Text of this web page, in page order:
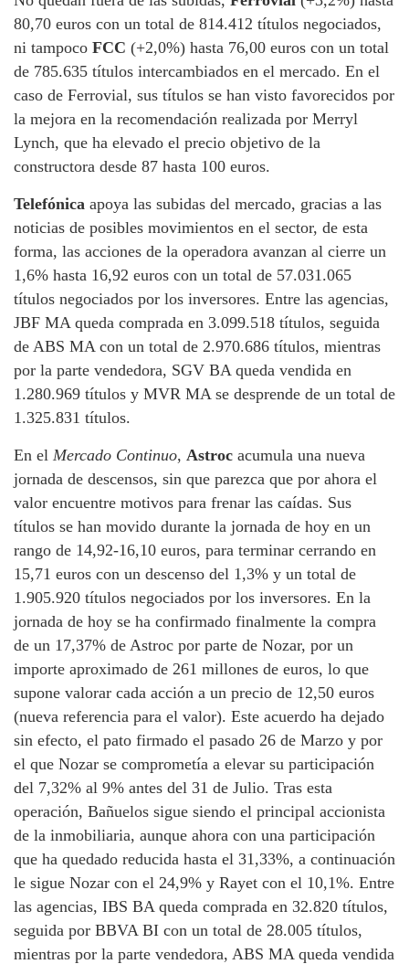
80,70 euros con un total de 814.412 títulos negociados,
ni tampoco FCC (+2,0%) hasta 76,00 euros con un total
de 785.635 títulos intercambiados en el mercado. En el
caso de Ferrovial, sus títulos se han visto favorecidos por
la mejora en la recomendación realizada por Merryl
Lynch, que ha elevado el precio objetivo de la
constructora desde 87 hasta 100 euros.
Telefónica apoya las subidas del mercado, gracias a las
noticias de posibles movimientos en el sector, de esta
forma, las acciones de la operadora avanzan al cierre un
1,6% hasta 16,92 euros con un total de 57.031.065
títulos negociados por los inversores. Entre las agencias,
JBF MA queda comprada en 3.099.518 títulos, seguida
de ABS MA con un total de 2.970.686 títulos, mientras
por la parte vendedora, SGV BA queda vendida en
1.280.969 títulos y MVR MA se desprende de un total de
1.325.831 títulos.
En el Mercado Continuo, Astroc acumula una nueva
jornada de descensos, sin que parezca que por ahora el
valor encuentre motivos para frenar las caídas. Sus
títulos se han movido durante la jornada de hoy en un
rango de 14,92-16,10 euros, para terminar cerrando en
15,71 euros con un descenso del 1,3% y un total de
1.905.920 títulos negociados por los inversores. En la
jornada de hoy se ha confirmado finalmente la compra
de un 17,37% de Astroc por parte de Nozar, por un
importe aproximado de 261 millones de euros, lo que
supone valorar cada acción a un precio de 12,50 euros
(nueva referencia para el valor). Este acuerdo ha dejado
sin efecto, el pato firmado el pasado 26 de Marzo y por
el que Nozar se comprometía a elevar su participación
del 7,32% al 9% antes del 31 de Julio. Tras esta
operación, Bañuelos sigue siendo el principal accionista
de la inmobiliaria, aunque ahora con una participación
que ha quedado reducida hasta el 31,33%, a continuación
le sigue Nozar con el 24,9% y Rayet con el 10,1%. Entre
las agencias, IBS BA queda comprada en 32.820 títulos,
seguida por BBVA BI con un total de 28.005 títulos,
mientras por la parte vendedora, ABS MA queda vendida